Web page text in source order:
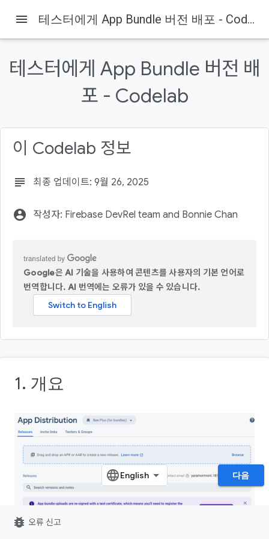
Firebase Codelabs
이 페이지의 내용
1. 개요
2. Firebase 프로젝트 만들기
Google Play에 연결
menu 테스터에게 App Bundle 버전 배포 - Codelab
테스터에게 App Bundle 버전 배
포 - Codelab
이 Codelab 정보
subject 최종 업데이트: 9월 26, 2025
account_circle 작성자: Firebase DevRel team and Bonnie Chan
Google은 AI 기술을 사용하여 콘텐츠를 사용자의 기본 언어로
번역합니다. AI 번역에는 오류가 있을 수 있습니다.
1. 개요
다음
bug_report 오류 신고